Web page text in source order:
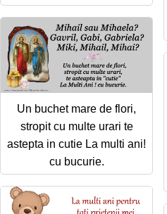
Un buchet mare de flori,
stropit cu multe urari te
astepta in cutie La multi ani!
cu bucurie.